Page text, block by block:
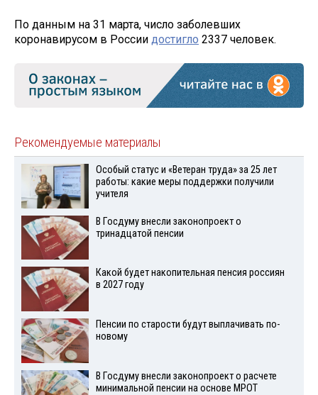
По данным на 31 марта, число заболевших
коронавирусом в России достигло 2337 человек.
Рекомендуемые материалы
Особый статус и «Ветеран труда» за 25 лет
работы: какие меры поддержки получили
учителя
В Госдуму внесли законопроект о
тринадцатой пенсии
Какой будет накопительная пенсия россиян
в 2027 году
Пенсии по старости будут выплачивать по-
новому
В Госдуму внесли законопроект о расчете
минимальной пенсии на основе МРОТ